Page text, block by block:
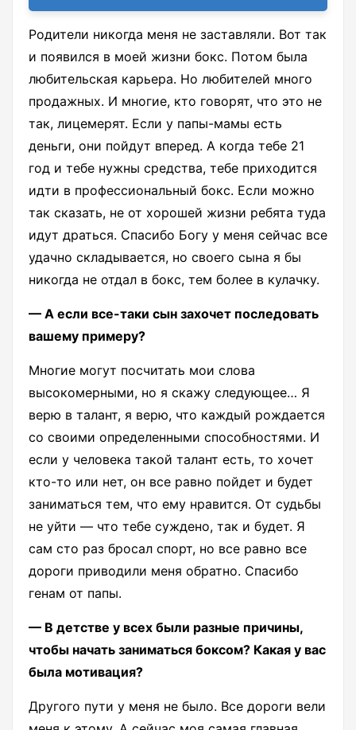
Родители никогда меня не заставляли. Вот так
и появился в моей жизни бокс. Потом была
любительская карьера. Но любителей много
продажных. И многие, кто говорят, что это не
так, лицемерят. Если у папы-мамы есть
деньги, они пойдут вперед. А когда тебе 21
год и тебе нужны средства, тебе приходится
идти в профессиональный бокс. Если можно
так сказать, не от хорошей жизни ребята туда
идут драться. Спасибо Богу у меня сейчас все
удачно складывается, но своего сына я бы
никогда не отдал в бокс, тем более в кулачку.
— А если все-таки сын захочет последовать
вашему примеру?
Многие могут посчитать мои слова
высокомерными, но я скажу следующее… Я
верю в талант, я верю, что каждый рождается
со своими определенными способностями. И
если у человека такой талант есть, то хочет
кто-то или нет, он все равно пойдет и будет
заниматься тем, что ему нравится. От судьбы
не уйти — что тебе суждено, так и будет. Я
сам сто раз бросал спорт, но все равно все
дороги приводили меня обратно. Спасибо
генам от папы.
— В детстве у всех были разные причины,
чтобы начать заниматься боксом? Какая у вас
была мотивация?
Другого пути у меня не было. Все дороги вели